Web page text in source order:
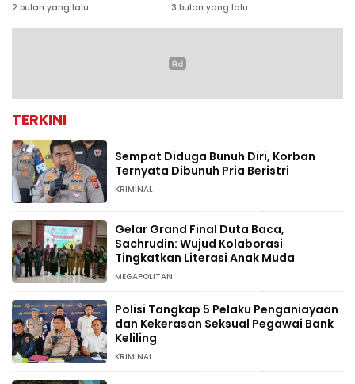
Kondusifitas Jelang
Sidang Ijazah Palsu Jokowi
2 bulan yang lalu Ternyata Palsu
3 bulan yang lalu
TERKINI
Sempat Diduga Bunuh Diri, Korban
Ternyata Dibunuh Pria Beristri
KRIMINAL
Gelar Grand Final Duta Baca,
Sachrudin: Wujud Kolaborasi
Tingkatkan Literasi Anak Muda
MEGAPOLITAN
Polisi Tangkap 5 Pelaku Penganiayaan
dan Kekerasan Seksual Pegawai Bank
Keliling
KRIMINAL